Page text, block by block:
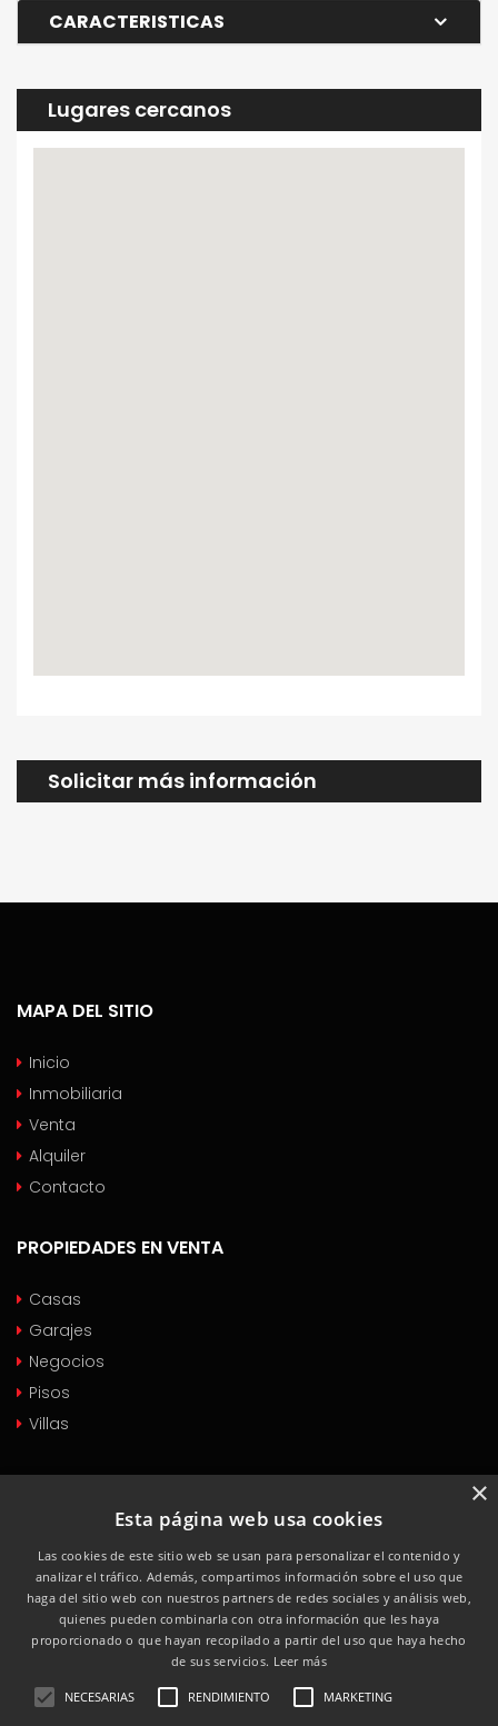
CARACTERISTICAS
Lugares cercanos
Solicitar más información
MAPA DEL SITIO
Inicio
Inmobiliaria
Venta
Alquiler
Contacto
PROPIEDADES EN VENTA
Casas
Garajes
Negocios
Pisos
Villas
Garajes
Negocios
Pisos
Esta página web usa cookies
Las cookies de este sitio web se usan para personalizar el contenido y
analizar el tráfico. Además, compartimos información sobre el uso que
haga del sitio web con nuestros partners de redes sociales y análisis web,
quienes pueden combinarla con otra información que les haya
proporcionado o que hayan recopilado a partir del uso que haya hecho
de sus servicios. Leer más
NECESARIAS RENDIMIENTO MARKETING
×